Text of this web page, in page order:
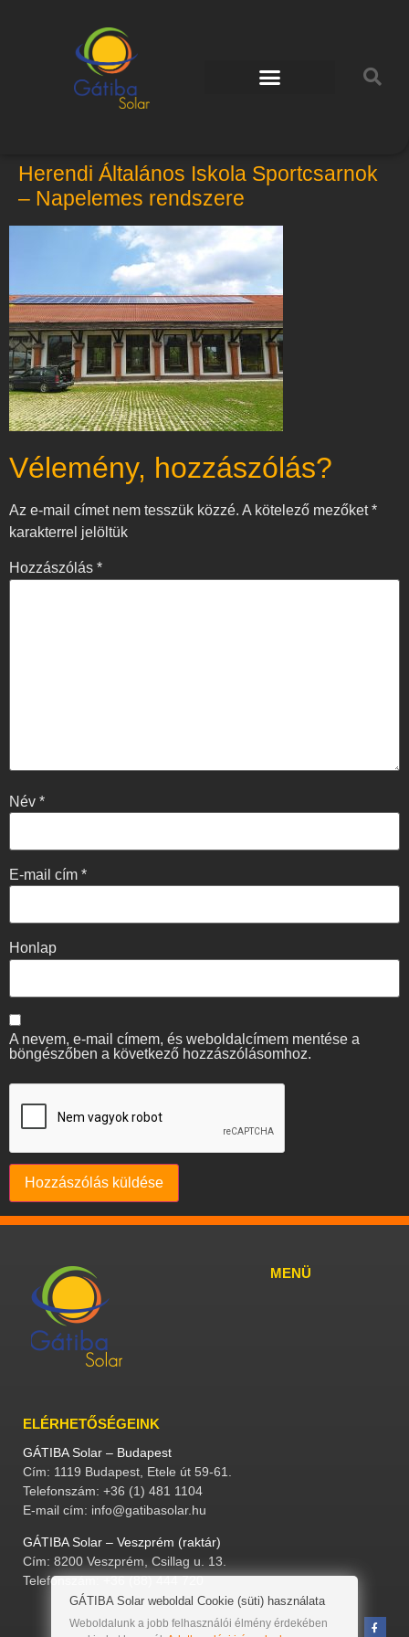
Herendi Általános Iskola Sportcsarnok
– Napelemes rendszere
Vélemény, hozzászólás?
Az e-mail címet nem tesszük közzé. A kötelező mezőket*
karakterrel jelöltük
Hozzászólás *
Név *
E-mail cím *
Honlap
A nevem, e-mail címem, és weboldalcímem mentése a
böngészőben a következő hozzászólásomhoz.
MENÜ
ELÉRHETŐSÉGEINK
GÁTIBA Solar – Budapest
Cím: 1119 Budapest, Etele út 59-61.
Telefonszám: +36 (1) 481 1104
E-mail cím: info@gatibasolar.hu
GÁTIBA Solar – Veszprém (raktár)
Cím: 8200 Veszprém, Csillag u. 13.
Telefonszám: +36 (88) 444 720
GÁTIBA Solar weboldal Cookie (süti) használata
Weboldalunk a jobb felhasználói élmény érdekében